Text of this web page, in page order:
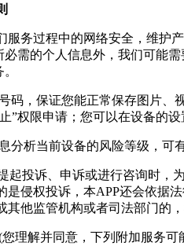
服务过程中的网络安全，维护
需的个人信息外，我们可能
码，保证您能正常保存图片
”权限申请；您可以在设备的
分析当前设备的风险等级，可
起投诉、申诉或进行咨询时
是侵权投诉，本APP还会依据
其他监管机构或者司法部门的
理解并同意，下列附加服务